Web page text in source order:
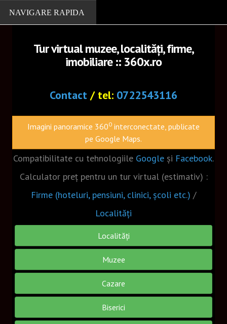
Cazare, restaurante
Firme
Biserici
Tur virtual muzee, localități, firme,
imobiliare :: 360x.ro
Contact / tel: 0722543116
Imagini panoramice 3600 interconectate, publicate
pe Google Maps.
Compatibilitate cu tehnologiile Google și Facebook.
Calculator preț pentru un tur virtual (estimativ) :
Firme (hoteluri, pensiuni, clinici, școli etc.) /
Localități
Localități
Muzee
Cazare
Biserici